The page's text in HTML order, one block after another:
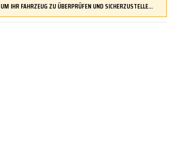
DRÜCKEN SIE AUF DEN BUTTON, UM IHR FAHRZEUG ZU ÜBERPRÜFEN UND SICHERZUSTELLEN, DASS DIESES TEIL KOMPATIBEL IST, BEVOR SIE ES BESTELLEN